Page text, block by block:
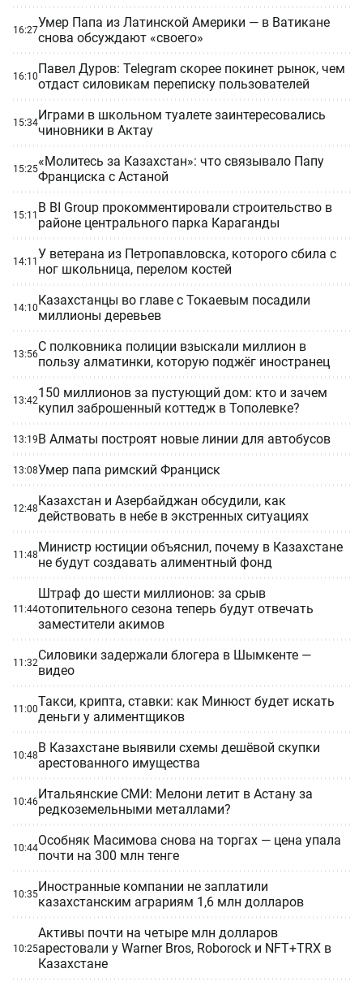
16:27Умер Папа из Латинской Америки — в Ватикане
снова обсуждают «своего»
16:10Павел Дуров: Telegram скорее покинет рынок, чем
отдаст силовикам переписку пользователей
15:34Играми в школьном туалете заинтересовались
чиновники в Актау
15:25«Молитесь за Казахстан»: что связывало Папу
Франциска с Астаной
15:11 В BI Group прокомментировали строительство в
районе центрального парка Караганды
14:11 У ветерана из Петропавловска, которого сбила с
ног школьница, перелом костей
14:10Казахстанцы во главе с Токаевым посадили
миллионы деревьев
13:56С полковника полиции взыскали миллион в
пользу алматинки, которую поджёг иностранец
13:42150 миллионов за пустующий дом: кто и зачем
купил заброшенный коттедж в Тополевке?
13:19В Алматы построят новые линии для автобусов
13:08Умер папа римский Франциск
12:48Казахстан и Азербайджан обсудили, как
действовать в небе в экстренных ситуациях
11:48Министр юстиции объяснил, почему в Казахстане
не будут создавать алиментный фонд
11:44
Штраф до шести миллионов: за срыв
отопительного сезона теперь будут отвечать
заместители акимов
11:32Силовики задержали блогера в Шымкенте —
видео
11:00Такси, крипта, ставки: как Минюст будет искать
деньги у алиментщиков
10:48В Казахстане выявили схемы дешёвой скупки
арестованного имущества
10:46Итальянские СМИ: Мелони летит в Астану за
редкоземельными металлами?
10:44Особняк Масимова снова на торгах — цена упала
почти на 300 млн тенге
10:35Иностранные компании не заплатили
казахстанским аграриям 1,6 млн долларов
10:25
Активы почти на четыре млн долларов
арестовали у Warner Bros, Roborock и NFT+TRX в
Казахстане